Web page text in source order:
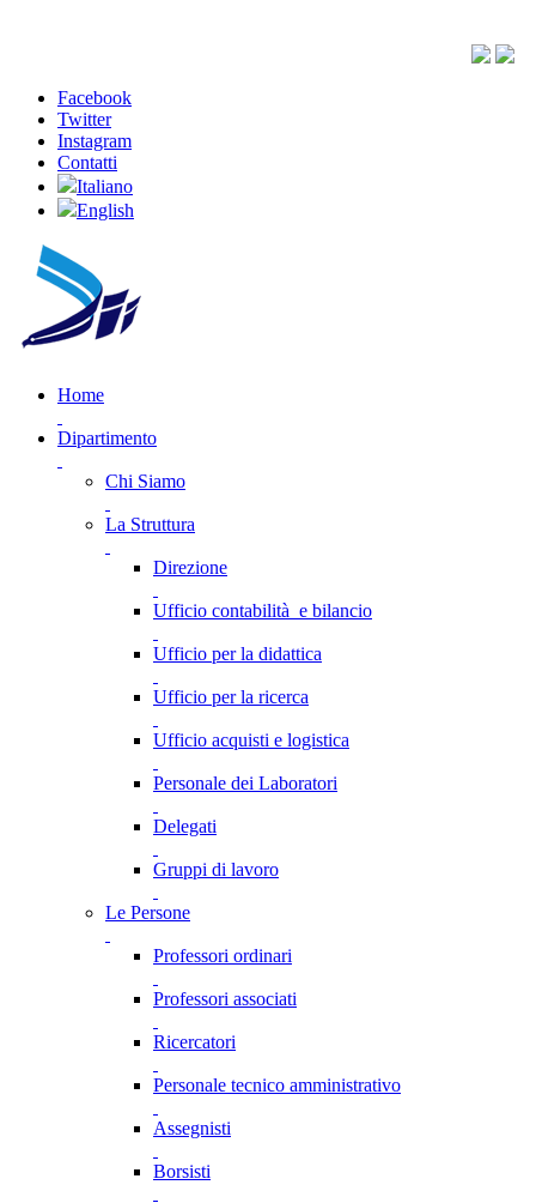
Facebook
Twitter
Instagram
Contatti
Italiano
English
Home
Dipartimento
Chi Siamo
La Struttura
Direzione
Ufficio contabilità e bilancio
Ufficio per la didattica
Ufficio per la ricerca
Ufficio acquisti e logistica
Personale dei Laboratori
Delegati
Gruppi di lavoro
Le Persone
Professori ordinari
Professori associati
Ricercatori
Personale tecnico amministrativo
Assegnisti
Borsisti